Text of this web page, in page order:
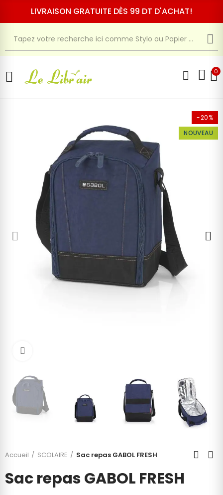
LIVRAISON GRATUITE DÈS 99 DT D'ACHAT!
0
-20%
NOUVEAU
Accueil SCOLAIRE Sac repas GABOL FRESH
Sac repas GABOL FRESH